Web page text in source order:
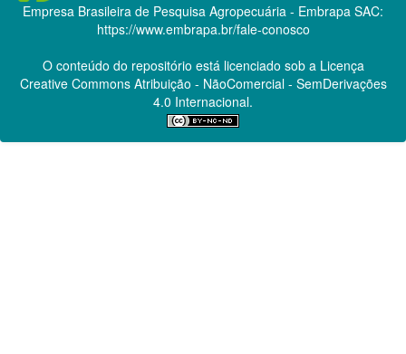
Empresa Brasileira de Pesquisa Agropecuária - Embrapa SAC:
https://www.embrapa.br/fale-conosco
O conteúdo do repositório está licenciado sob a Licença
Creative CommonsAtribuição - NãoComercial - SemDerivações
4.0 Internacional.